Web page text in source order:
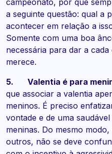
campeonato, por que
a seguinte questão: qual a
acontecer em relação a
Somente com uma boa
necessária para dar a
merece.
5. Valentia é para
que associar a valentia
meninos. É preciso
vontade e de uma
meninas. Do mesmo
outros, não se deve